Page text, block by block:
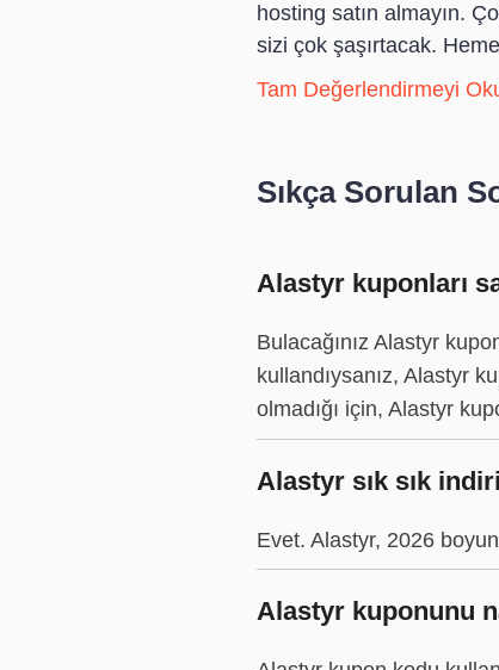
hosting satın almayın.
sizi çok şaşırtacak.
Tam Değerlendirmeyi
Sıkça Sorulan
Alastyr kuponları
Bulacağınız Alastyr
kullandıysanız, Alastyr
olmadığı için, Alastyr
Alastyr sık sık
Evet. Alastyr, 2026
Alastyr kuponunu